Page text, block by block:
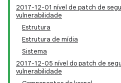
2017-12-01 nível de patch de
vulnerabilidade
Estrutura
Estrutura de mídia
Sistema
2017-12-05 nível do patch de
vulnerabilidade